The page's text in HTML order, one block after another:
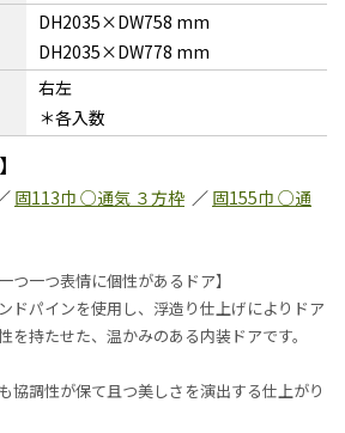
DH2035×DW758 mm
DH2035×DW778 mm
右左
＊各入数
固113巾 ○通気 ３方枠 ／ 固155巾 ○通
つ一つ表情に個性があるドア】
ドパインを使用し、浮造り仕上げによりドア
を持たせた、温かみのある内装ドアです。
協調性が保て且つ美しさを演出する仕上がり